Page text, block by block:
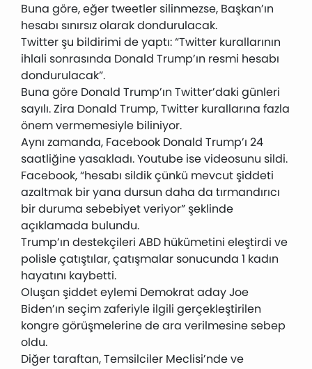
Buna göre, eğer tweetler silinmezse, Başkan’ın
hesabı sınırsız olarak dondurulacak.
Twitter şu bildirimi de yaptı: “Twitter kurallarının
ihlali sonrasında Donald Trump’ın resmi hesabı
dondurulacak”.
Buna göre Donald Trump’ın Twitter’daki günleri
sayılı. Zira Donald Trump, Twitter kurallarına fazla
önem vermemesiyle biliniyor.
Aynı zamanda, Facebook Donald Trump’ı 24
saatliğine yasakladı. Youtube ise videosunu sildi.
Facebook, “hesabı sildik çünkü mevcut şiddeti
azaltmak bir yana dursun daha da tırmandırıcı
bir duruma sebebiyet veriyor” şeklinde
açıklamada bulundu.
Trump’ın destekçileri ABD hükümetini eleştirdi ve
polisle çatıştılar, çatışmalar sonucunda 1 kadın
hayatını kaybetti.
Oluşan şiddet eylemi Demokrat aday Joe
Biden’ın seçim zaferiyle ilgili gerçekleştirilen
kongre görüşmelerine de ara verilmesine sebep
oldu.
Diğer taraftan, Temsilciler Meclisi’nde ve